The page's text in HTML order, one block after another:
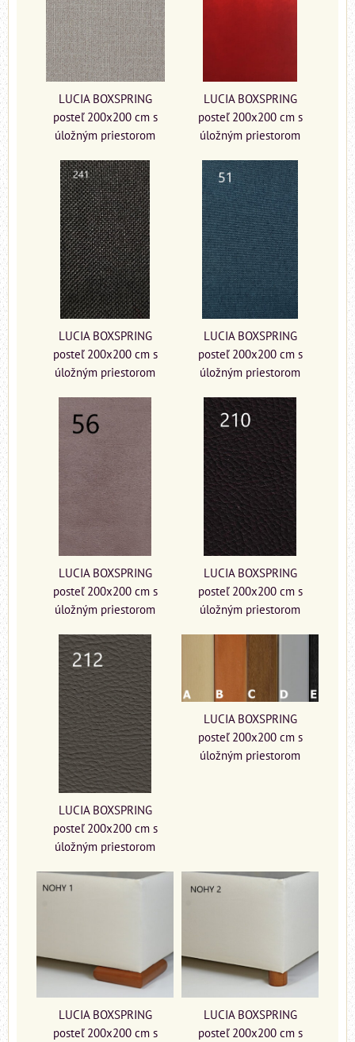
LUCIA BOXSPRING
posteľ 200x200 cm s
úložným priestorom
LUCIA BOXSPRING
posteľ 200x200 cm s
úložným priestorom
LUCIA BOXSPRING
posteľ 200x200 cm s
úložným priestorom
LUCIA BOXSPRING
posteľ 200x200 cm s
úložným priestorom
LUCIA BOXSPRING
posteľ 200x200 cm s
úložným priestorom
LUCIA BOXSPRING
posteľ 200x200 cm s
úložným priestorom
LUCIA BOXSPRING
posteľ 200x200 cm s
úložným priestorom
LUCIA BOXSPRING
posteľ 200x200 cm s
úložným priestorom
LUCIA BOXSPRING
posteľ 200x200 cm s
LUCIA BOXSPRING
posteľ 200x200 cm s